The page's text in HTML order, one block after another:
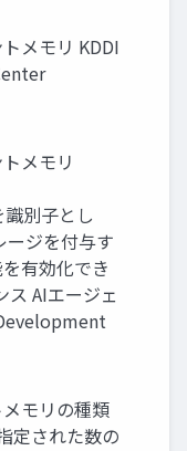
メモリ KDDI
メモリ
別子とし
ージを付与す
有効化でき
ス AIエージェ
モリの種類
定された数の